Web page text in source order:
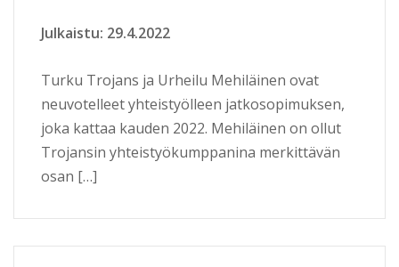
Julkaistu: 29.4.2022
Turku Trojans ja Urheilu Mehiläinen ovat
neuvotelleet yhteistyölleen jatkosopimuksen,
joka kattaa kauden 2022. Mehiläinen on ollut
Trojansin yhteistyökumppanina merkittävän
osan […]